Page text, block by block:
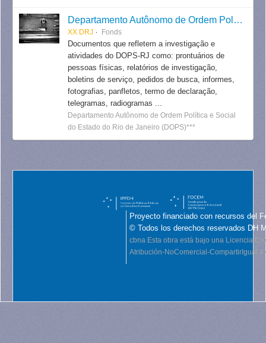
Departamento Autônomo de Ordem Política e Social do Estado do Rio de Janeiro
XX DRJ Fonds
Documentos que refletem a investigação e
atividades do DOPS-RJ como: prontuários de
pessoas físicas, relatórios de investigação,
boletins de serviço, pedidos de busca, informes,
fotografias, panfletos, termo de declaração,
telegramas, radiogramas ...
Departamento Autônomo de Ordem Política e Social
do Estado do Rio de Janeiro (DOPS)***
Proyecto financiado con recursos del
© Todos los derechos reservados DH
cbna Esta obra está bajo una Licencia
Atribución-NoComercial-CompartirIgual